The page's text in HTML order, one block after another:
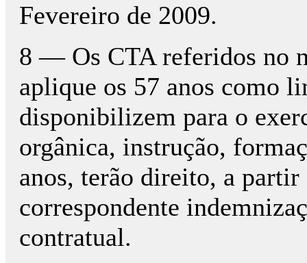
Fevereiro de 2009.
8 — Os CTA referidos no
aplique os 57 anos como
disponibilizem para o
orgânica, instrução,
anos, terão direito, a partir
correspondente
contratual.